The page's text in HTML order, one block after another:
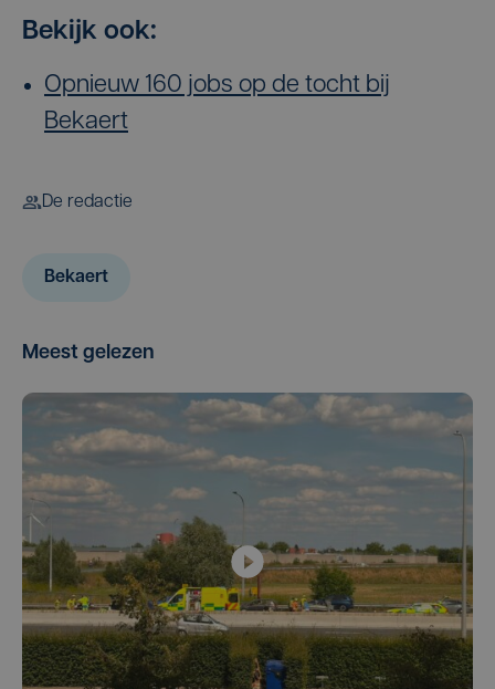
Bekijk ook:
Opnieuw 160 jobs op de tocht bij
Bekaert
De redactie
Bekaert
Meest gelezen